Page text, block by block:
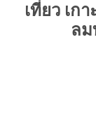
เที่ยว เก
ลม